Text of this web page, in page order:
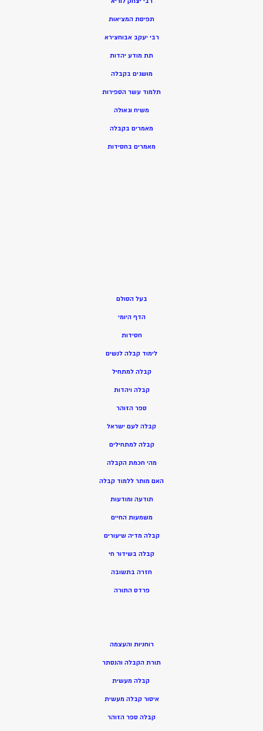
תפיסת המציאות
רבי יעקב אבוחצירא
תת מודע יהדות
מושגים בקבלה
תלמוד עשר הספירות
משיח וגאולה
מאמרים בקבלה
מאמרים בחסידות
בעל הסולם
הדף היומי
חסידות
לימוד קבלה לנשים
קבלה למתחיל
קבלה ויהדות
ספר הזוהר
קבלה לעם ישראל
קבלה למתחילים
מהי חכמת הקבלה
האם מותר ללמוד קבלה
תודעה ומודעות
משמעות החיים
קבלה מדיה שיעורים
קבלה בשידור חי
חזרה בתשובה
פרדס התורה
רוחניות והעצמה
תורת הקבלה והנסתר
קבלה מעשית
איסור קבלה מעשית
קבלה ספר הזוהר